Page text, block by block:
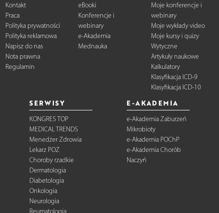
Kontakt
Praca
Polityka prywatności
Polityka reklamowa
Napisz do nas
Nota prawna
Regulamin
eBooki
Konferencje i
webinary
e-Akademia
Mednauka
Moje konferencje i
webinary
Moje wykłady video
Moje kursy i quizy
Wytyczne
Artykuły naukowe
Kalkulatory
Klasyfikacja ICD-9
Klasyfikacja ICD-10
SERWISY
KONGRES TOP
MEDICAL TRENDS
Menedżer Zdrowia
Lekarz POZ
Choroby rzadkie
Dermatologia
Diabetologia
Onkologia
Neurologia
Reumatologia
E-AKADEMIA
e-Akademia Zaburzeń
Mikrobioty
e-Akademia POChP
e-Akademia Chorób
Naczyń